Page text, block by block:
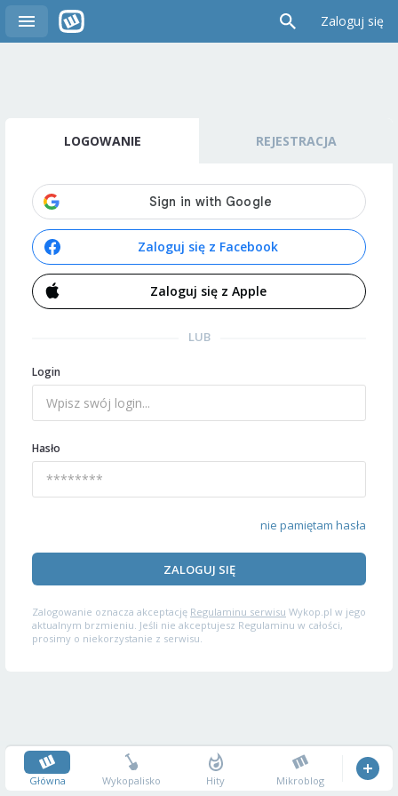
Zaloguj się
LOGOWANIE REJESTRACJA
Zaloguj się z Facebook
Zaloguj się z Apple
LUB
Login
Hasło
nie pamiętam hasła
ZALOGUJ SIĘ
Zalogowanie oznacza akceptację Regulaminu serwisu Wykop.pl w jego
aktualnym brzmieniu. Jeśli nie akceptujesz Regulaminu w całości,
prosimy o niekorzystanie z serwisu.
Główna Wykopalisko Hity Mikroblog